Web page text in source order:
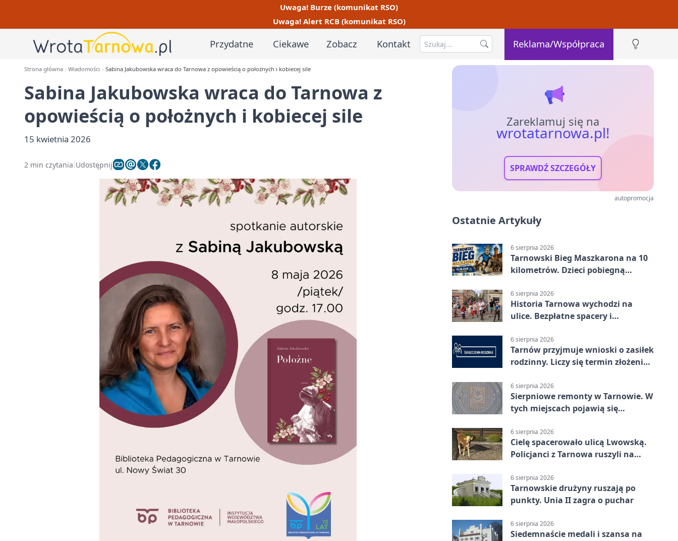
Uwaga! Burze (komunikat RSO)
Uwaga! Alert RCB (komunikat RSO)
Przydatne Ciekawe Zobacz Kontakt Reklama/Współpraca
Strona główna Wiadomości Sabina Jakubowska wraca do Tarnowa z opowieścią o położnych i kobiecej sile
Sabina Jakubowska wraca do Tarnowa z
opowieścią o położnych i kobiecej sile
15 kwietnia 2026
2 min czytania Udostępnij
Zareklamuj się na
wrotatarnowa.pl!
SPRAWDŹ SZCZEGÓŁY
autopromocja
Ostatnie Artykuły
6 sierpnia 2026
Tarnowski Bieg Maszkarona na 10
kilometrów. Dzieci pobiegną
6 sierpnia 2026
Historia Tarnowa wychodzi na
ulice. Bezpłatne spacery i
6 sierpnia 2026
Tarnów przyjmuje wnioski o zasiłek
rodzinny. Liczy się termin złożenia
6 sierpnia 2026
Sierpniowe remonty w Tarnowie. W
tych miejscach pojawią się
6 sierpnia 2026
Cielę spacerowało ulicą Lwowską.
Policjanci z Tarnowa ruszyli na
6 sierpnia 2026
Tarnowskie drużyny ruszają po
punkty. Unia II zagra o puchar
6 sierpnia 2026
Siedemnaście medali i szansa na